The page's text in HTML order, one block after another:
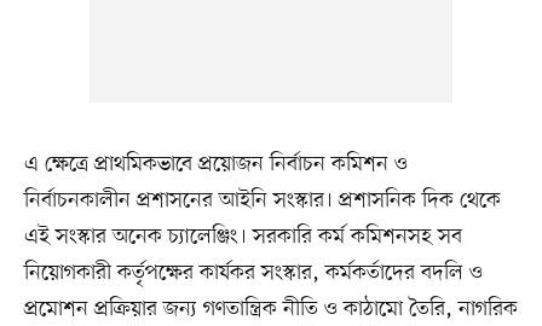
এ ক্ষেত্রে প্রাথমিকভাবে প্রয়োজন নির্বাচন কমিশন ও
নির্বাচনকালীন প্রশাসনের আইনি সংস্কার। প্রশাসনিক দিক থেকে
এই সংস্কার অনেক চ্যালেঞ্জিং। সরকারি কর্ম কমিশনসহ সব
নিয়োগকারী কর্তৃপক্ষের কার্যকর সংস্কার, কর্মকর্তাদের বদলি ও
প্রমোশন প্রক্রিয়ার জন্য গণতান্ত্রিক নীতি ও কাঠামো তৈরি, নাগরিক